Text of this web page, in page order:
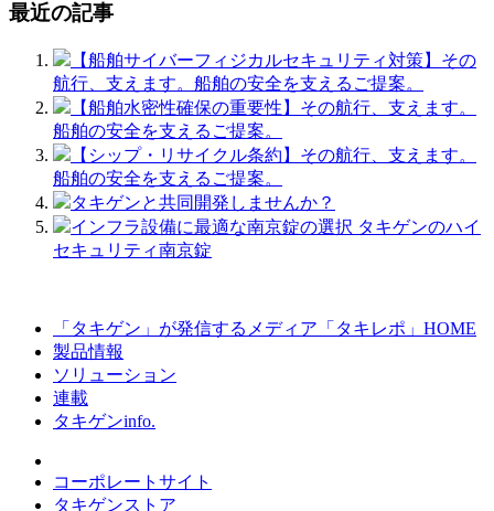
最近の記事
【船舶サイバーフィジカルセキュリティ対策】その
航行、支えます。船舶の安全を支えるご提案。
【船舶水密性確保の重要性】その航行、支えます。
船舶の安全を支えるご提案。
【シップ・リサイクル条約】その航行、支えます。
船舶の安全を支えるご提案。
タキゲンと共同開発しませんか？
インフラ設備に最適な南京錠の選択 タキゲンのハイ
セキュリティ南京錠
「タキゲン」が発信するメディア「タキレポ」HOME
製品情報
ソリューション
連載
タキゲンinfo.
コーポレートサイト
タキゲンストア